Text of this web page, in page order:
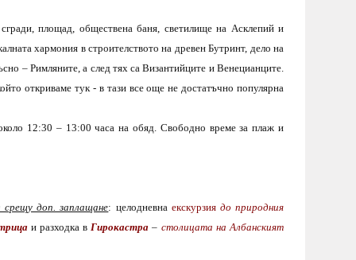
площад, обществена баня, светилище на Асклепий и
хармония в строителството на древен Бутринт, дело на
– Римляните,а след тях саВизантийците и Венецианците.
откриваме тук - в тази все още не достатъчно популярна
12:30 – 13:00 часа на обяд. Свободно време за плаж и
доп. заплащане: целодневна екскурзия до природния
и разходка вГирокастра – столицата на Албанският